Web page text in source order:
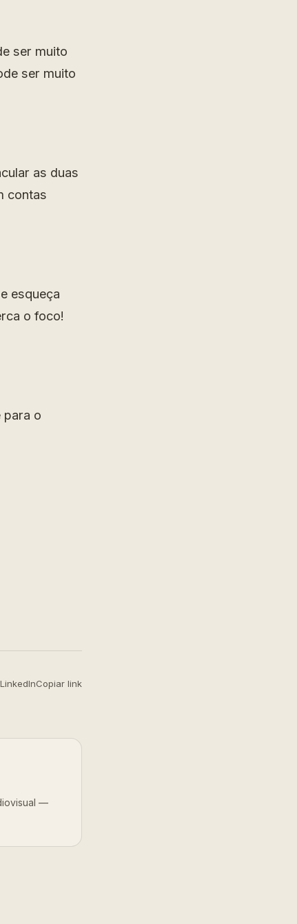
ser muito
ser muito
as duas
contas
esqueça
o foco!
para o
LinkedInCopiar link
—